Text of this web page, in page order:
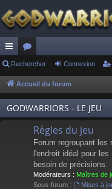
ac
co
ur
ci
or
u
m
s
Rechercher Connexion
Accueil du forum
GODWARRIORS - LE JEU
Règles du jeu
Forum regroupant
l'endroit idéal pour
besoin de précisions.
Modérateurs : Maîtres de
Sous-forum :
Mises à